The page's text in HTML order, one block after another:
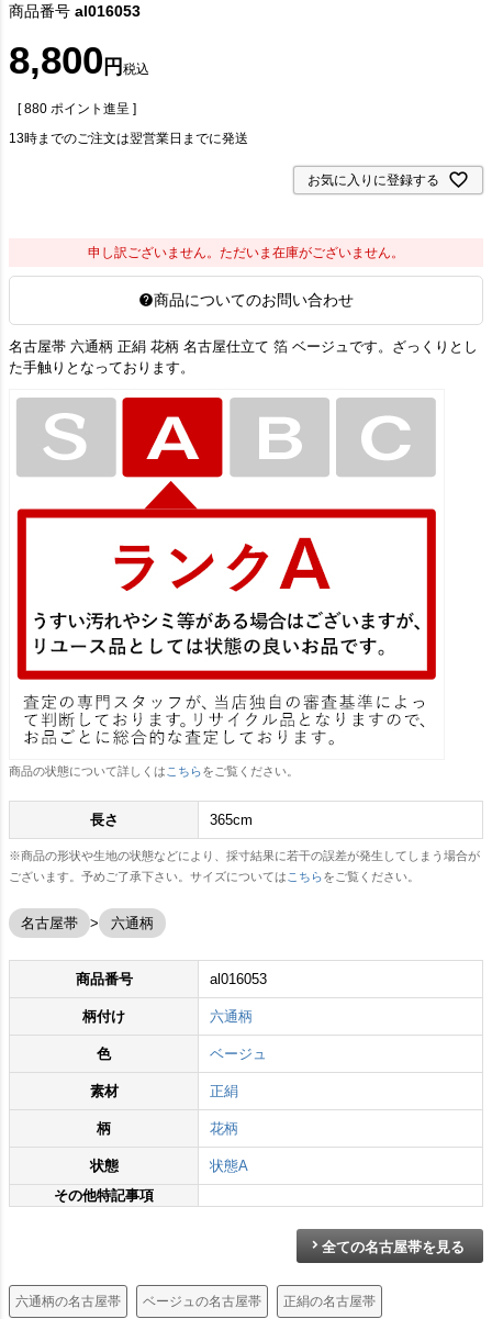
商品番号 al016053
8,800 税込
[ 880 ポイント進呈 ]
13時までのご注文は翌営業日までに発送
お気に入りに登録する
申し訳ございません。ただいま在庫がございません。
商品についてのお問い合わせ
名古屋帯 六通柄 正絹 花柄 名古屋仕立て 箔 ベージュです。ざっくりとし
た手触りとなっております。
商品の状態について詳しくは こちらをご覧ください。
長さ 365cm
※商品の形状や生地の状態などにより、採寸結果に若干の誤差が発生してしまう場合が
ございます。予めご了承下さい。サイズについては こちらをご覧ください。
名古屋帯 六通柄
商品番号 al016053
柄付け 六通柄
色 ベージュ
素材 正絹
柄 花柄
状態
状態A
その他特記事項
全ての名古屋帯を見る
六通柄の名古屋帯 ベージュの名古屋帯 正絹の名古屋帯